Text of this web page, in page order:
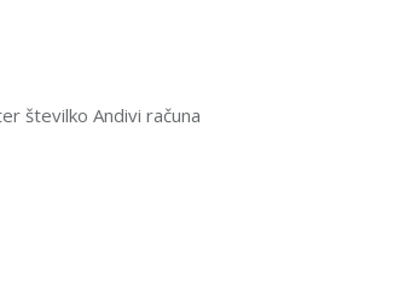
številko Andivi računa